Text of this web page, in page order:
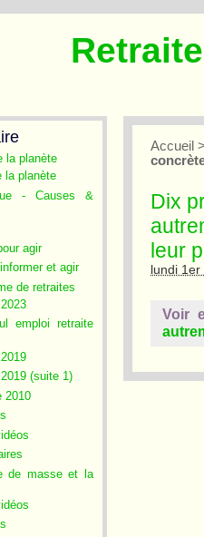
la planète
la planète
- Causes &
agir
et agir
de retraites
emploi retraite
(suite 1)
2010
de masse et la
Accueil
Dix
leur
lundi 1er
Voir